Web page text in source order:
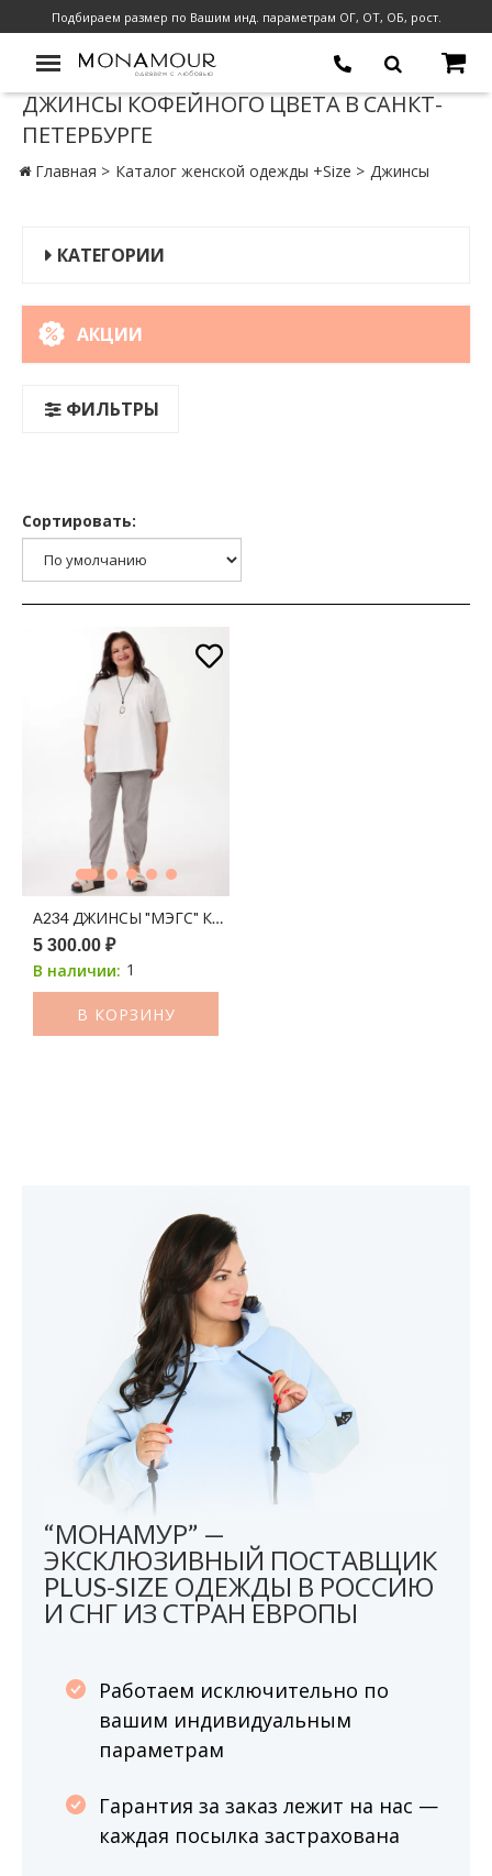
Подбираем размер по Вашим инд. параметрам ОГ, ОТ, ОБ, рост.
ДЖИНСЫ КОФЕЙНОГО ЦВЕТА В САНКТ-
ПЕТЕРБУРГЕ
Главная Каталог женской одежды +Size Джинсы
КАТЕГОРИИ
АКЦИИ
ФИЛЬТРЫ
Сортировать:
А234 ДЖИНСЫ "МЭГС" КОФЕ
5 300.00 ₽
В наличии: 1
В КОРЗИНУ
“МОНАМУР” —
ЭКСКЛЮЗИВНЫЙ ПОСТАВЩИК
PLUS-SIZE ОДЕЖДЫ В РОССИЮ
И СНГ ИЗ СТРАН ЕВРОПЫ
Работаем исключительно по
вашим индивидуальным
параметрам
Гарантия за заказ лежит на нас —
каждая посылка застрахована